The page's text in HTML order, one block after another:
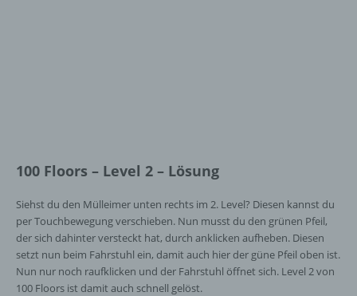
100 Floors – Level 2 – Lösung
Siehst du den Mülleimer unten rechts im 2. Level? Diesen kannst du
per Touchbewegung verschieben. Nun musst du den grünen Pfeil,
der sich dahinter versteckt hat, durch anklicken aufheben. Diesen
setzt nun beim Fahrstuhl ein, damit auch hier der güne Pfeil oben ist.
Nun nur noch raufklicken und der Fahrstuhl öffnet sich. Level 2 von
100 Floors ist damit auch schnell gelöst.